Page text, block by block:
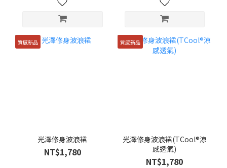
質感新品
光澤修身波浪裙
NT$1,780
質感新品
光澤修身波浪裙(TCool®涼
感透氣)
NT$1,780